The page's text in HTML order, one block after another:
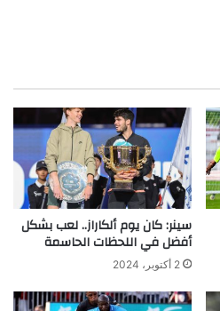
سينر: كان يوم ألكاراز.. لعب بشكل
أفضل في اللحظات الحاسمة
2 أكتوبر، 2024